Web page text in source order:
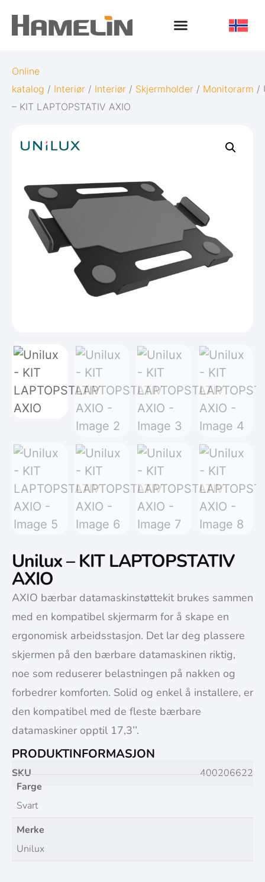
Online
katalog / Interiør / Interiør / Skjermholder / Monitorarm /
– KIT LAPTOPSTATIV AXIO
Unilux – KIT LAPTOPSTATIV
AXIO
AXIO bærbar datamaskinstøttekit brukes sammen
med en kompatibel skjermarm for å skape en
ergonomisk arbeidsstasjon. Det lar deg plassere
skjermen på den bærbare datamaskinen riktig,
noe som reduserer belastningen på nakken og
forbedrer komforten. Solid og enkel å installere, er
den kompatibel med de fleste bærbare
datamaskiner opptil 17,3’’.
PRODUKTINFORMASJON
SKU
400206622
Farge
Svart
Merke
Unilux